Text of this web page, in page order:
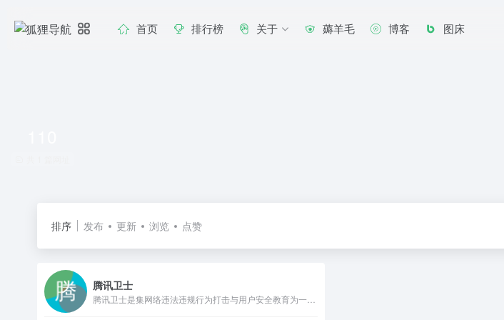
首页 排行榜 关于 薅羊毛 博客 图床
排序 发布 更新 浏览 点赞
腾讯卫士